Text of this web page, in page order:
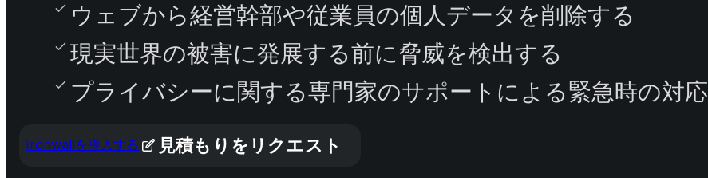
ウェブから経営幹部や従業員の個人データを削除する
現実世界の被害に発展する前に脅威を検出する
プライバシーに関する専門家のサポートによる緊急時の対応
Ironwallを導入する 見積もりをリクエスト